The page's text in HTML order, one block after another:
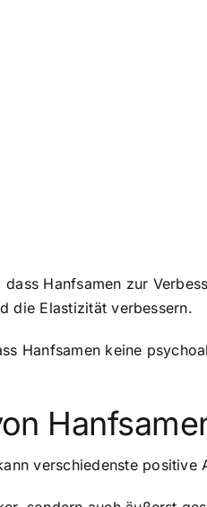
Hanfsamen zur
die Elastizität verbessern.
Hanfsamen keine
verschiedenste positive